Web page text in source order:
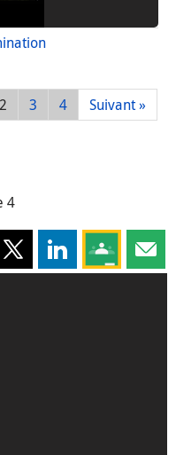
2 3 4
Suivant »
4
cette page sur
Partager cette page sur X
Partager cette
Partagez